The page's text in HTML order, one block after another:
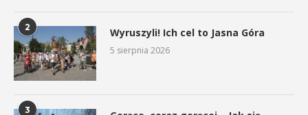
2 Wyruszyli! Ich cel to Jasna Góra
5 sierpnia 2026
3